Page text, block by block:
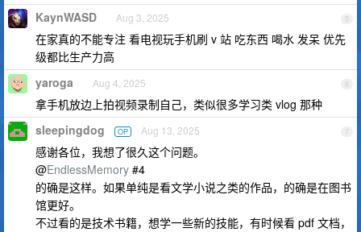
5
KaynWASD Aug 3, 2025
在家真的不能专注 看电视玩手机刷 v 站 吃东西 喝水 发呆 优先
级都比生产力高
6
yaroga Aug 4, 2025
拿手机放边上拍视频录制自己，类似很多学习类 vlog 那种
7
sleepingdog OP Aug 13, 2025
感谢各位，我想了很久这个问题。
@EndlessMemory #4
的确是这样。如果单纯是看文学小说之类的作品，的确是在图书
馆更好。
不过看的是技术书籍，想学一些新的技能，有时候看 pdf 文档，